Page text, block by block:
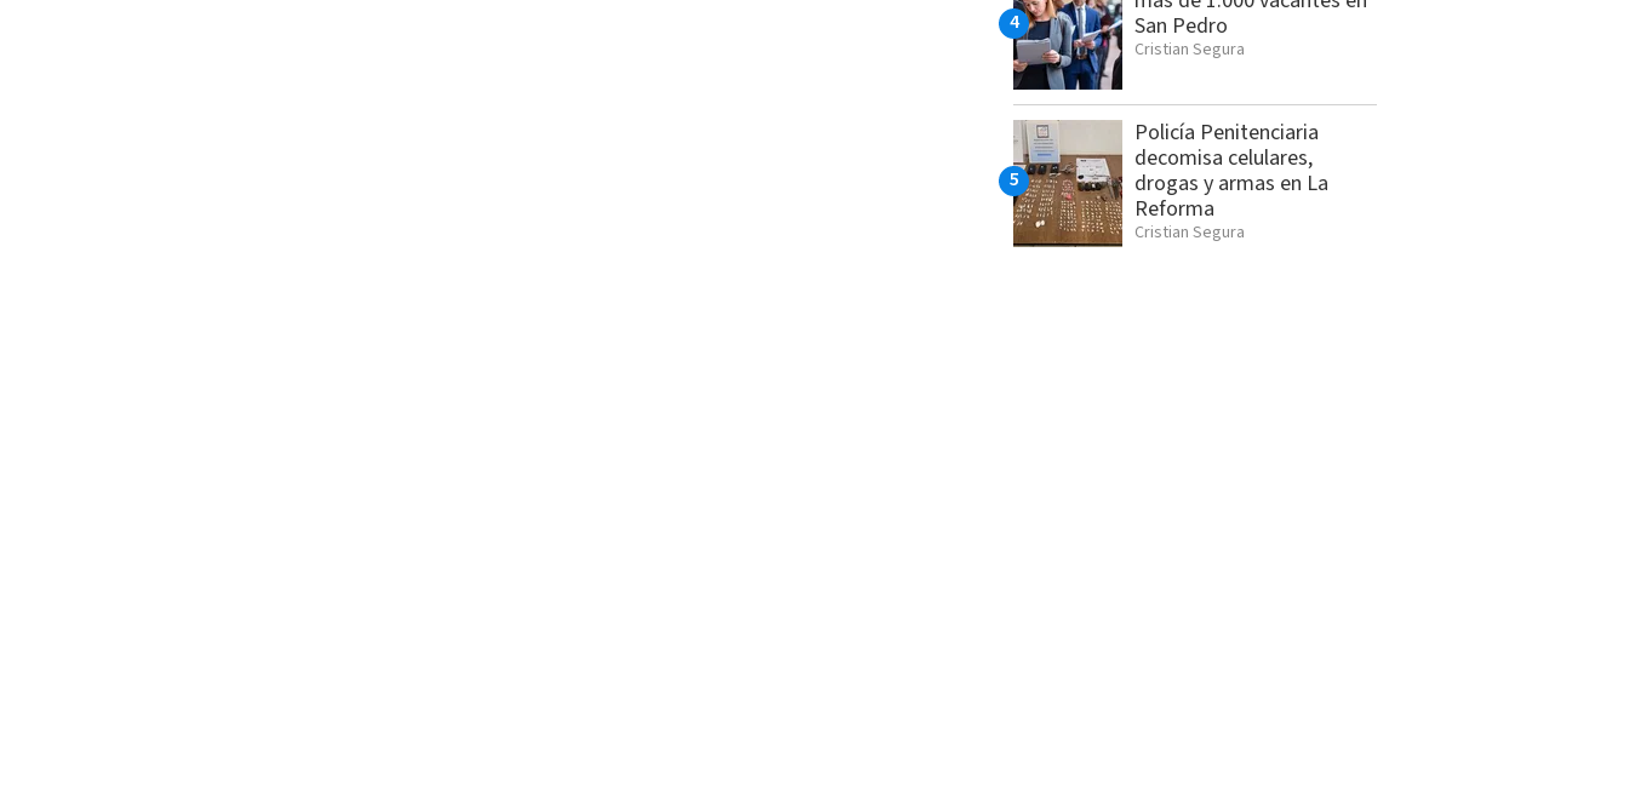
San Pedro
Cristian Segura
Policía Penitenciaria
decomisa celulares,
drogas y armas en La
Reforma
Cristian Segura